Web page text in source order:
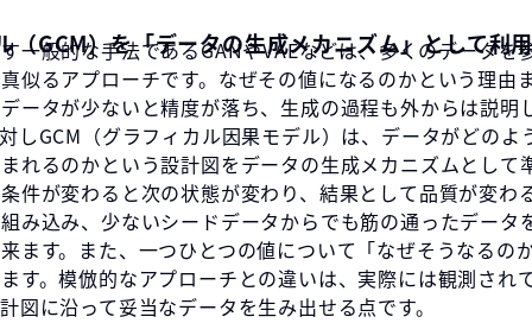
GCM）を「データの生成メカニズム」として利
一般的な手法であるGANやVAEなどは、多くのデータを
似るアプローチです。なぜその値になるのかという理由
ータが少ないと精度が落ち、生成の過程も外からは説明
しGCM（グラフィカル因果モデル）は、データがどのよ
れるのかという設計図をデータの生成メカニズムとして
件が変わると次の状態が変わり、結果として品質が変わ
み込み、少ないシードデータからでも筋の通ったデータ
ます。また、一つひとつの値について「なぜそうなるの
す。模倣的なアプローチとの違いは、実際には観測され
図に沿って妥当なデータを生み出せる点です。